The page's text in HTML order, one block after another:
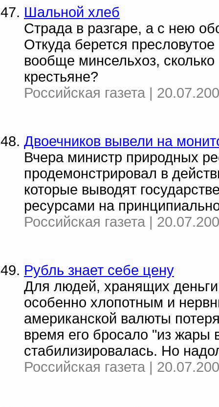
Шальной хлеб
Страда в разгаре, а с нею
Откуда берется
вообще минсельхоз,
крестьяне?
Российская газета |
Двоечников вывели на
Вчера министр природных
продемонстрировал в
которые выводят
ресурсами на
Российская газета |
Рубль знает себе цену
Для людей, хранящих
особенно хлопотным и
американской валюты
время его бросало "из жары
стабилизировалась. Но
Российская газета |